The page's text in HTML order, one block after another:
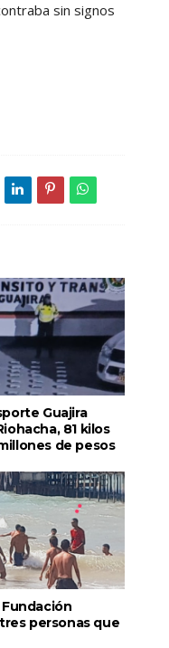
sin signos
Guajira
81 kilos
de pesos
Fundación
personas que